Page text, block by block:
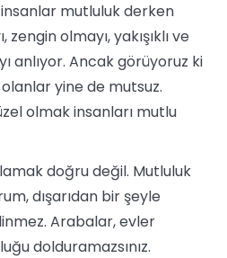
insanlar mutluluk derken
zengin olmayı, yakışıklı ve
anlıyor. Ancak görüyoruz ki
yine de mutsuz.
olmak insanları mutlu
doğru değil. Mutluluk
dışarıdan bir şeyle
Arabalar, evler
dolduramazsınız.